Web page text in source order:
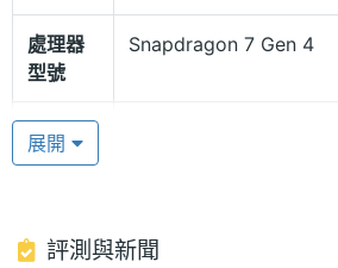
Gen 4 行動平台，提供 12GB +
於 Android 16 的 Nothing OS 4.1
Nothing AI 驅動的 Essential 工具
Search 透過關鍵字提供跨應用程
結果，大幅提升使用者的日常操作
處理器
型號
Snapdragon 7 Gen 4
處理器
核心數
憶體
展開
評測與新聞